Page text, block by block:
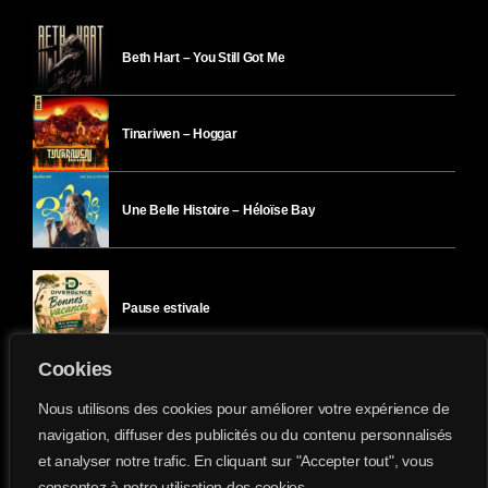
Cookies
Nous utilisons des cookies pour améliorer votre expérience de
navigation, diffuser des publicités ou du contenu personnalisés
et analyser notre trafic. En cliquant sur "Accepter tout", vous
Beth Hart – You Still Got Me
Tinariwen – Hoggar
Une Belle Histoire – Héloïse Bay
Pause estivale
Ici l’Ombre – mardi 28 juillet